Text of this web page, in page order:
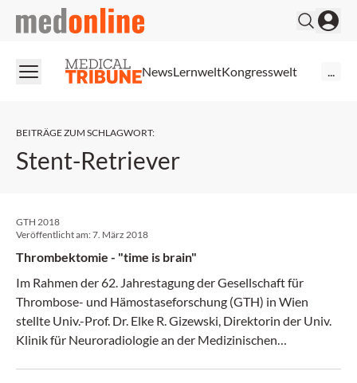
medonline
NewsLernweltKongresswelt
BEITRÄGE ZUM SCHLAGWORT:
Stent-Retriever
GTH 2018
Veröffentlicht am:7. März 2018
Thrombektomie - "time is brain"
Im Rahmen der 62. Jahrestagung der Gesellschaft für
Thrombose- und Hämostaseforschung (GTH) in Wien
stellte Univ.-Prof. Dr. Elke R. Gizewski, Direktorin der Univ.
Klinik für Neuroradiologie an der Medizinischen